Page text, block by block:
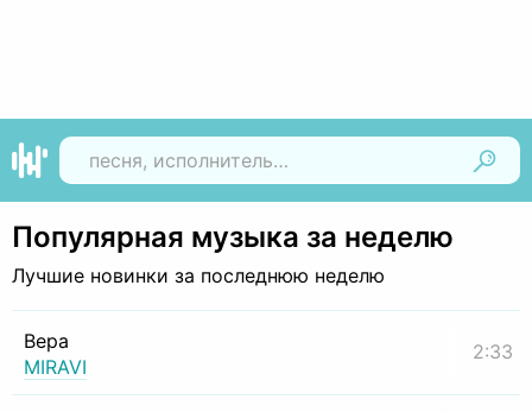
Популярная музыка за неделю
Лучшие новинки за последнюю неделю
Вера
MIRAVI
2:33